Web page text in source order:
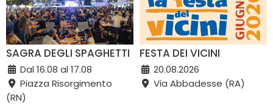
SAGRA DEGLI SPAGHETTI
Dal 16.08 al 17.08
Piazza Risorgimento
(RN)
FESTA DEI VICINI
20.08.2026
Via Abbadesse (RA)